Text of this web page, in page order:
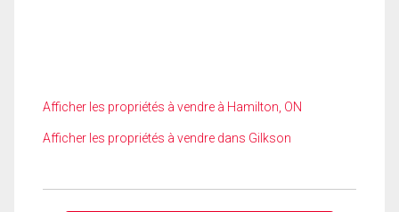
Afficher les propriétés à vendre à Hamilton, ON
Afficher les propriétés à vendre dans Gilkson